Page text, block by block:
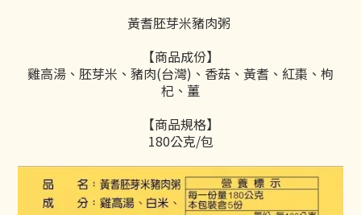
黃耆胚芽米豬肉粥
【商品成份】
雞高湯、胚芽米、豬肉(台灣)、香菇、黃耆、紅棗、枸
杞、薑
【商品規格】
180公克/包